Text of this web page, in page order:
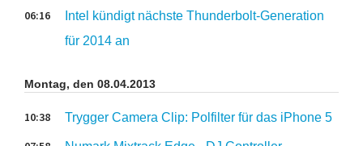
Intel kündigt nächste Thunderbolt-Generation
für 2014 an
06:16
Montag, den 08.04.2013
Trygger Camera Clip: Polfilter für das iPhone 5
10:38